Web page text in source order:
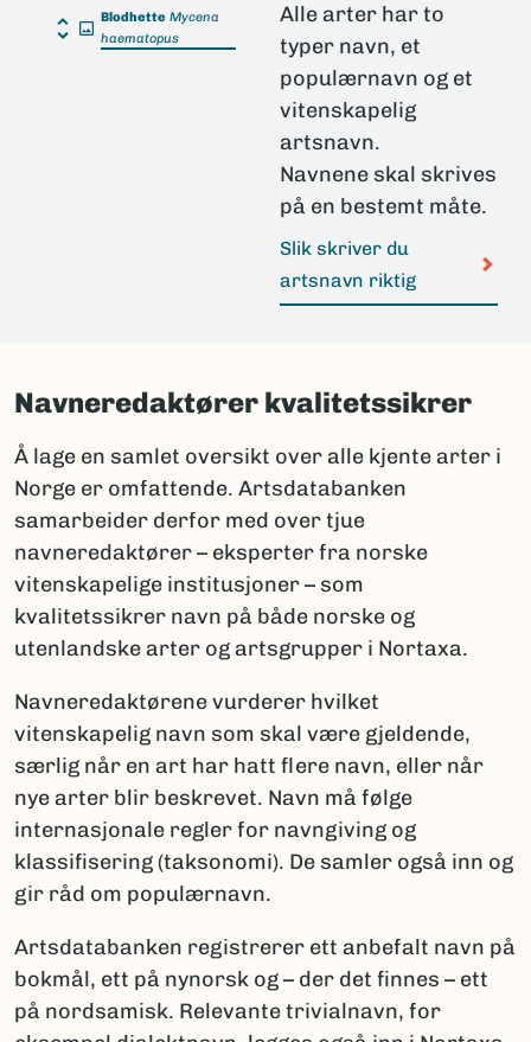
Blodhette Mycena
haematopus
Alle arter har to
typer navn, et
populærnavn og et
vitenskapelig
artsnavn.
Navnene skal skrives
på en bestemt måte.
Slik skriver du
artsnavn riktig
Navneredaktører kvalitetssikrer
Å lage en samlet oversikt over alle kjente arter i
Norge er omfattende. Artsdatabanken
samarbeider derfor med over tjue
navneredaktører – eksperter fra norske
vitenskapelige institusjoner – som
kvalitetssikrer navn på både norske og
utenlandske arter og artsgrupper i Nortaxa.
Navneredaktørene vurderer hvilket
vitenskapelig navn som skal være gjeldende,
særlig når en art har hatt flere navn, eller når
nye arter blir beskrevet. Navn må følge
internasjonale regler for navngiving og
klassifisering (taksonomi). De samler også inn og
gir råd om populærnavn.
Artsdatabanken registrerer ett anbefalt navn på
bokmål, ett på nynorsk og – der det finnes – ett
på nordsamisk. Relevante trivialnavn, for